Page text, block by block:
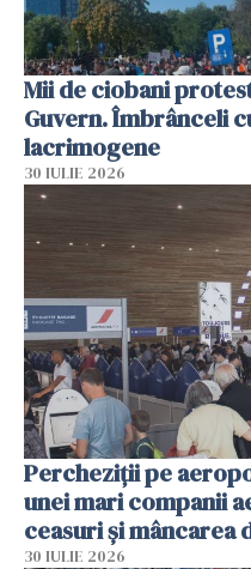
Mii de ciobani
Guvern. Îmbrânceli
lacrimogene
30 IULIE 2026
Percheziții pe
unei mari companii
ceasuri și mâncarea
30 IULIE 2026